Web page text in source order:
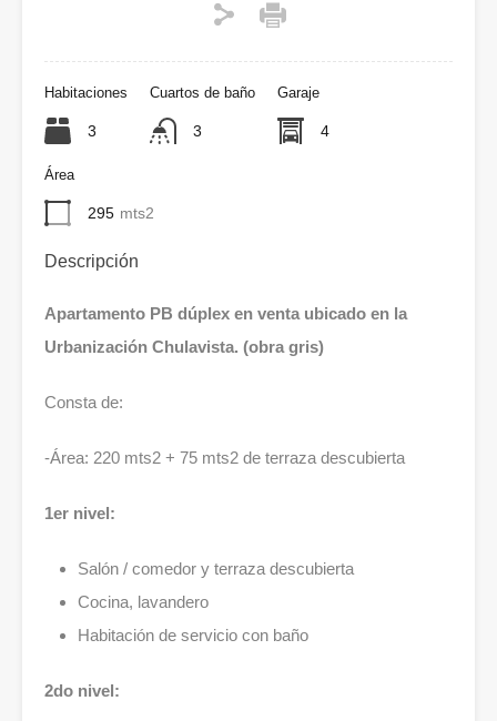
Habitaciones
3
Cuartos de baño
3
Garaje
4
Área
295 mts2
Descripción
Apartamento PB dúplex en venta ubicado en la
Urbanización Chulavista. (obra gris)
Consta de:
-Área: 220 mts2 + 75 mts2 de terraza descubierta
1er nivel:
Salón / comedor y terraza descubierta
Cocina, lavandero
Habitación de servicio con baño
2do nivel: